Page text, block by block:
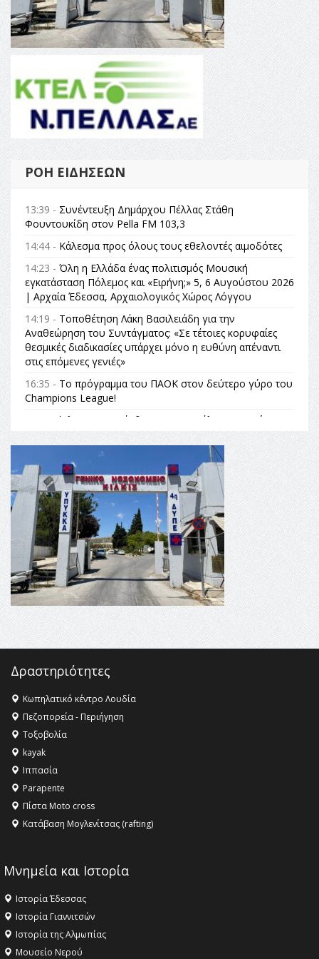
ΡΟΉ ΕΙΔΉΣΕΩΝ
13:39 - Συνέντευξη Δημάρχου Πέλλας Στάθη
Φουντουκίδη στον Pella FM 103,3
14:44 - Κάλεσμα προς όλους τους εθελοντές αιμοδότες
14:23 - Όλη η Ελλάδα ένας πολιτισμός Μουσική
εγκατάσταση Πόλεμος και «Ειρήνη;» 5, 6 Αυγούστου 2026
| Αρχαία Έδεσσα, Αρχαιολογικός Χώρος Λόγγου
14:19 - Τοποθέτηση Λάκη Βασιλειάδη για την
Αναθεώρηση του Συντάγματος: «Σε τέτοιες κορυφαίες
θεσμικές διαδικασίες υπάρχει μόνο η ευθύνη απέναντι
στις επόμενες γενιές»
16:35 - Το πρόγραμμα του ΠΑΟΚ στον δεύτερο γύρο του
Champions League!
Όλυμπος: Εντάχθηκε στον Κατάλογο Παγκόσμιας
Κληρονομιάς της UNESCO – Ομόφωνη η απόφαση Ο
Όλυμπος αναγνωρίστηκε ως φυσικό και πολιτιστικό
αγαθό εξέχουσας οικουμενικής αξίας για την
ανθρωπότητα
16:18 -ΕΝΟΡΙΑΚΕΣ ΚΑΛΟΚΑΙΡΙΝΕΣ ΔΡΑΣΕΙΣ ΓΙΑ ΠΑΙΔΙΑ
ΣΤΗΝ ΕΔΕΣΣΑ
16:15 -Εργασίες συντήρησης οδοφωτισμού στην Ενωτική
Οδό Σίνδου από την Περιφέρεια Κεντρικής Μακεδονίας
11:36 -
Λάκης Βασιλειάδης, Συνέντευξη PellaFm 103,3 για
το Μουσείο της Πέλλας, Λουτρά Πόζαρ και Χιονοδρομικό
18:09 -Αυτό το καλοκαίρι δίνουμε ραντεβού στο πιο
όμορφο θερινό σινεμά της Ελλάδας!
Δραστηριότητες
Κωπηλατικό κέντρο Λουδία
Πεζοπορεία - Περιήγηση
Τοξοβολία
kayak
Ιππασία
Parapente
Πίστα Moto cross
Κατάβαση Μογλενίτσας (rafting)
Μνημεία και Ιστορία
Ιστορία Έδεσσας
Ιστορία Γιαννιτσών
Ιστορία της Αλμωπίας
Μουσείο Νερού